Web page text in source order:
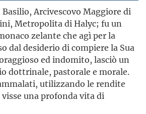
Basilio, Arcivescovo Maggiore di
Metropolita di Halyc; fu un
zelante che agì per la
dal desiderio di compiere la Sua
ed indomito, lasciò un
dottrinale, pastorale e morale.
utilizzando le rendite
una profonda vita di